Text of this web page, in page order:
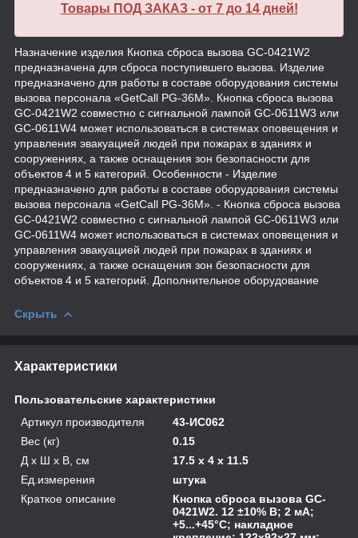
Товары ПОД ЗАКАЗ - от 7 до 14 дней!
Назначение изделия Кнопка сброса вызова GC-0421W2
предназначена для сброса поступившего вызова. Изделие
предназначено для работы в составе оборудования системы
вызова персонала «GetCall PG-36M». Кнопка сброса вызова
GC-0421W2 совместно с сигнальной лампой GC-0611W3 или
GC-0611W4 может использоваться в системах оповещения и
управления эвакуацией людей при пожарах в зданиях и
сооружениях, а также оснащения зон безопасности для
объектов 4 и 5 категорий. Особенности - Изделие
предназначено для работы в составе оборудования системы
вызова персонала «GetCall PG-36M». - Кнопка сброса вызова
GC-0421W2 совместно с сигнальной лампой GC-0611W3 или
GC-0611W4 может использоваться в системах оповещения и
управления эвакуацией людей при пожарах в зданиях и
сооружениях, а также оснащения зон безопасности для
объектов 4 и 5 категорий. Дополнительное оборудование
Скрыть
Характеристики
Пользовательские характеристики
Артикул производителя
43-ИС062
Вес (кг)
0.15
Д х Ш х В, см
17.5 x 4 x 11.5
Ед.измерения
штука
Краткое описание
Кнопка сброса вызова GC-
0421W2. 12 ±10% В; 2 мА;
+5...+45°C; накладное